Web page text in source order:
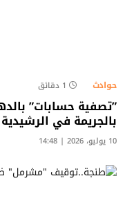
حوادث 1 دقائق
​”تصفية حسابات”
بالجريمة في الرشيدية
10 يوليو، 2026 | 14:48